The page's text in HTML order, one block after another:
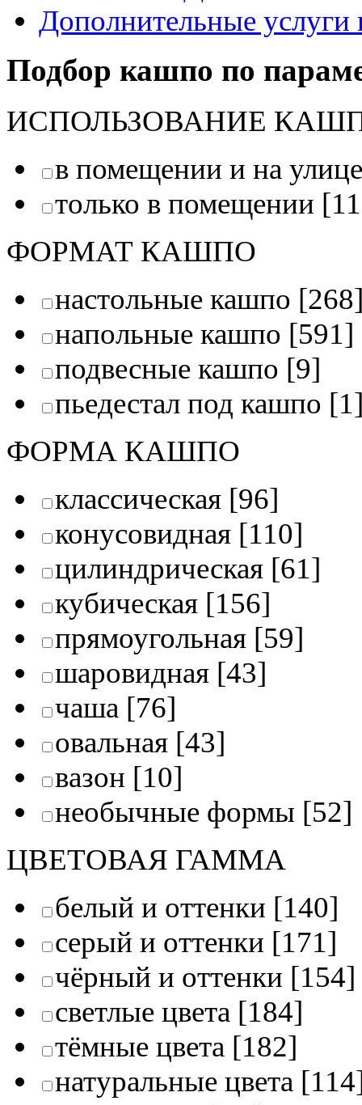
Дополнительные услуги
Подбор кашпо по
ИСПОЛЬЗОВАНИЕ
в помещении и на улице
только в помещении
ФОРМАТ КАШПО
настольные кашпо
напольные кашпо [591]
подвесные кашпо [9]
пьедестал под кашпо
ФОРМА КАШПО
классическая [96]
конусовидная [110]
цилиндрическая [61]
кубическая [156]
прямоугольная [59]
шаровидная [43]
чаша [76]
овальная [43]
вазон [10]
необычные формы [52]
ЦВЕТОВАЯ ГАММА
белый и оттенки [140]
серый и оттенки [171]
чёрный и оттенки [154]
светлые цвета [184]
тёмные цвета [182]
натуральные цвета